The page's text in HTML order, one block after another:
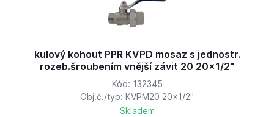
kulový kohout PPR KVPD mosaz s jednostr.
rozeb.šroubením vnější závit 20 20x1/2"
Kód: 132345
Obj.č./typ: KVPM20 20x1/2"
Skladem